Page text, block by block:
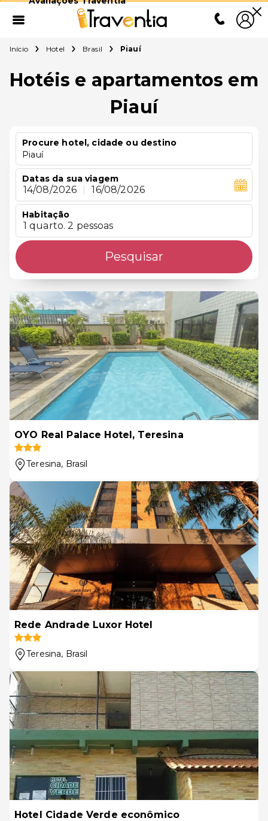
Início Hotel Brasil Piauí
Hotéis e apartamentos em
Piauí
Procure hotel, cidade ou destino
Piauí
Datas da sua viagem
14/08/2026 16/08/2026
Habitação
1 quarto. 2 pessoas
Pesquisar
OYO Real Palace Hotel, Teresina
Teresina, Brasil
Rede Andrade Luxor Hotel
Teresina, Brasil
Hotel Cidade Verde econômico